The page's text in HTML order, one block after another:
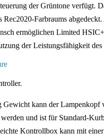
der Grüntone verfügt.
Rec2020-Farbraums
ermöglichen Limited
der Leistungsfähigkeit
kann der Lampenkopf
und ist für Standard-
Kontrollbox kann mit